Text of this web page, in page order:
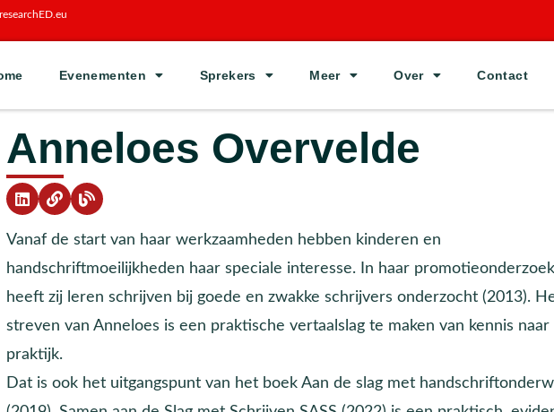
Evenementen Sprekers Meer Over Contact
Anneloes Overvelde
Vanaf de start van haar werkzaamheden hebben kinderen en
handschriftmoeilijkheden haar speciale interesse. In haar promotieonderzoek
heeft zij leren schrijven bij goede en zwakke schrijvers onderzocht (2013).
streven van Anneloes is een praktische vertaalslag te maken van kennis naar
praktijk.
Dat is ook het uitgangspunt van het boek Aan de slag met